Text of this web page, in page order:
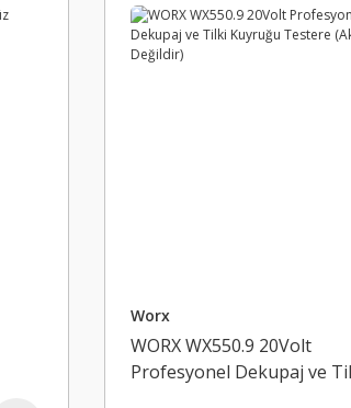
Worx
WORX WX550.9 20Volt
Profesyonel Dekupaj ve